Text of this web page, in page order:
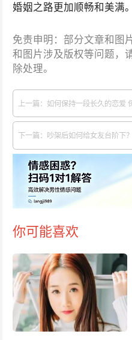
婚姻之路更加顺畅和美满。
免责申明：部分文章和图
和图片涉及版权等问题，
除处理。
上一篇：如何保持一段长久的恋爱
下一篇：吵架后如何给女友台阶下
你可能喜欢